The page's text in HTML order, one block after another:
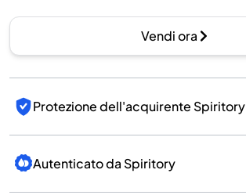
Vendi ora
Protezione dell'acquirente Spiritory
Autenticato da Spiritory